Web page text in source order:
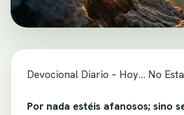
Devocional Diario – Hoy… No
Por nada estéis afanosos; sino